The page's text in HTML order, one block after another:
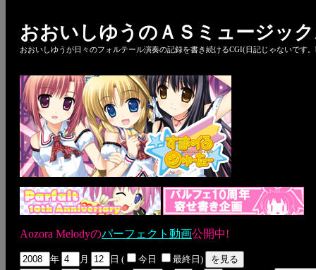
おおいしゆうのＡＳミュージッ
おおいしゆうが日々のフォルテール演奏の記録を書き続けるCGI(日記じゃないです
Aozora Melodyのパーフェクト動画公開中!
年 月 日 ( 今日
最終日)